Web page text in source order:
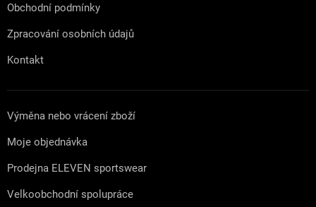
Obchodní podmínky
Zpracování osobních údajů
Kontakt
Výměna nebo vrácení zboží
Moje objednávka
Prodejna ELEVEN sportswear
Velkoobchodní spolupráce